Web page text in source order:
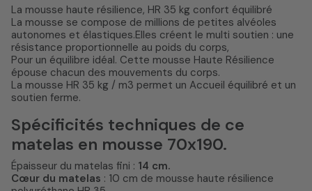
La mousse haute résilience, HR 35 kg confort équilibré
La mousse se compose de millions de petites alvéoles
autonomes et élastiques.Elles créent le multi soutien : une
résistance proportionnelle au poids du corps,
Pour un équilibre idéal. Cette mousse Haute Résilience
épouse chacun des mouvements du corps.
La mousse HR 35 kg / m3 permet un Accueil équilibré et un
soutien ferme.
Spécificités techniques de ce
matelas en mousse 70x190.
Épaisseur du matelas fini : 14 cm.
Cœur du matelas : 10 cm de mousse haute résilience